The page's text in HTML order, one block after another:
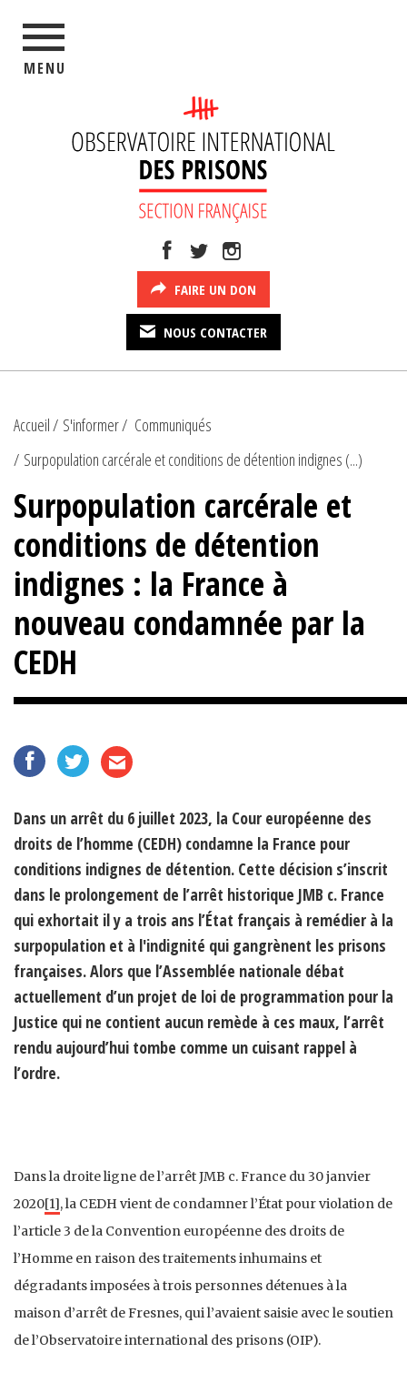
MENU
FAIRE UN DON
NOUS CONTACTER
Accueil S'informer
Communiqués
Surpopulation carcérale et conditions de détention indignes (...)
Surpopulation carcérale et
conditions de détention
indignes : la France à
nouveau condamnée par la
CEDH
Dans un arrêt du 6 juillet 2023, la Cour européenne des
droits de l’homme (CEDH) condamne la France pour
conditions indignes de détention. Cette décision s’inscrit
dans le prolongement de l’arrêt historique JMB c. France
qui exhortait il y a trois ans l’État français à remédier à la
surpopulation et à l'indignité qui gangrènent les prisons
françaises. Alors que l’Assemblée nationale débat
actuellement d’un projet de loi de programmation pour la
Justice qui ne contient aucun remède à ces maux, l’arrêt
rendu aujourd’hui tombe comme un cuisant rappel à
l’ordre.
Dans la droite ligne de l’arrêt JMB c. France du 30 janvier
2020[1], la CEDH vient de condamner l’État pour violation de
l’article 3 de la Convention européenne des droits de
l’Homme en raison des traitements inhumains et
dégradants imposées à trois personnes détenues à la
maison d’arrêt de Fresnes, qui l’avaient saisie avec le soutien
de l’Observatoire international des prisons (OIP).